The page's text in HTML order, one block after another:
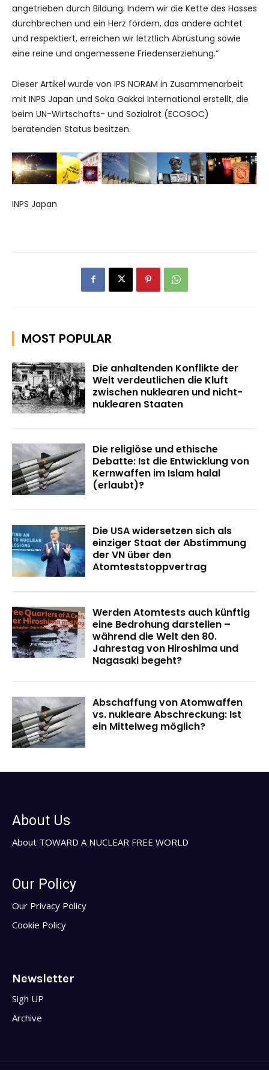
angetrieben durch Bildung. Indem wir die Kette des Hasses
durchbrechen und ein Herz fördern, das andere achtet
und respektiert, erreichen wir letztlich Abrüstung sowie
eine reine und angemessene Friedenserziehung.“
Dieser Artikel wurde von IPS NORAM in Zusammenarbeit
mit INPS Japan und Soka Gakkai International erstellt, die
beim UN-Wirtschafts- und Sozialrat (ECOSOC)
beratenden Status besitzen.
INPS Japan
MOST POPULAR
Die anhaltenden Konflikte der
Welt verdeutlichen die Kluft
zwischen nuklearen und nicht-
nuklearen Staaten
Die religiöse und ethische
Debatte: Ist die Entwicklung von
Kernwaffen im Islam halal
(erlaubt)?
Die USA widersetzen sich als
einziger Staat der Abstimmung
der VN über den
Atomteststoppvertrag
Werden Atomtests auch künftig
eine Bedrohung darstellen –
während die Welt den 80.
Jahrestag von Hiroshima und
Nagasaki begeht?
Abschaffung von Atomwaffen
vs. nukleare Abschreckung: Ist
ein Mittelweg möglich?
About Us
About TOWARD A NUCLEAR FREE WORLD
Our Policy
Our Privacy Policy
Cookie Policy
Newsletter
Sigh UP
Archive